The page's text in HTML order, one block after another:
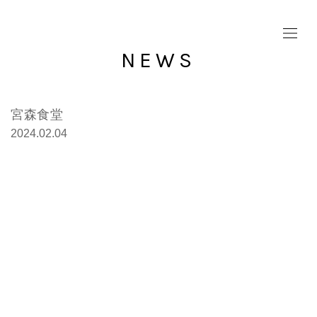
NEWS
宮森食堂
2024.02.04